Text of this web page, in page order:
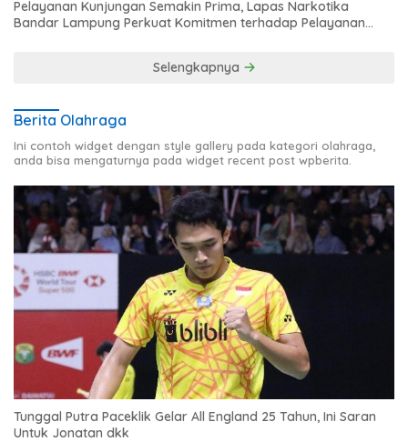
Pelayanan Kunjungan Semakin Prima, Lapas Narkotika
Bandar Lampung Perkuat Komitmen terhadap Pelayanan
Selengkapnya
Berita Olahraga
Ini contoh widget dengan style gallery pada kategori olahraga,
anda bisa mengaturnya pada widget recent post wpberita.
Tunggal Putra Paceklik Gelar All England 25 Tahun, Ini Saran
Untuk Jonatan dkk